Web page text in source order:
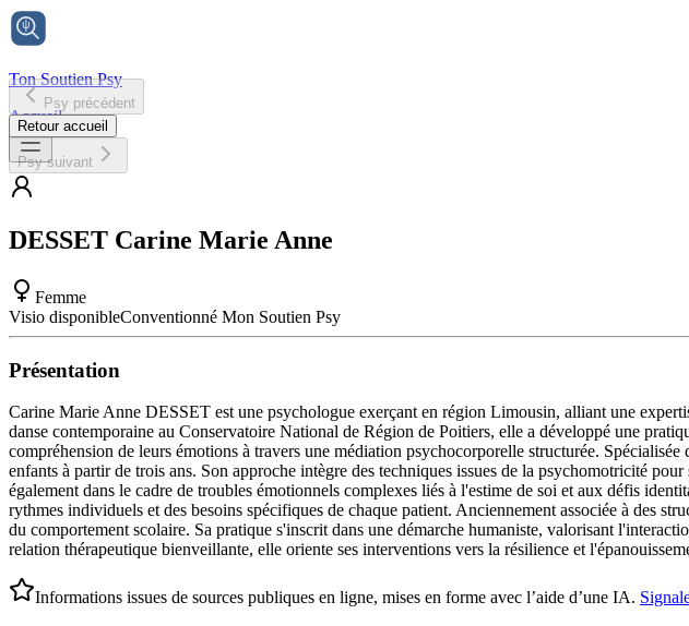
Ton Soutien Psy
Accueil
Psy précédent
Retour accueil
Psy suivant
DESSET Carine Marie Anne
Femme
Visio disponibleConventionné Mon Soutien Psy
Présentation
Carine Marie Anne DESSET est une psychologue exerçant en région Limousin, alliant une
danse contemporaine au Conservatoire National de Région de Poitiers, elle a développé une
compréhension de leurs émotions à travers une médiation psychocorporelle structurée.
enfants à partir de trois ans. Son approche intègre des techniques issues de la psychomotricité
également dans le cadre de troubles émotionnels complexes liés à l'estime de soi et aux défis
rythmes individuels et des besoins spécifiques de chaque patient. Anciennement associée à des
du comportement scolaire. Sa pratique s'inscrit dans une démarche humaniste, valorisant
relation thérapeutique bienveillante, elle oriente ses interventions vers la résilience et
Informations issues de sources publiques en ligne, mises en forme avec l’aide d’une IA.